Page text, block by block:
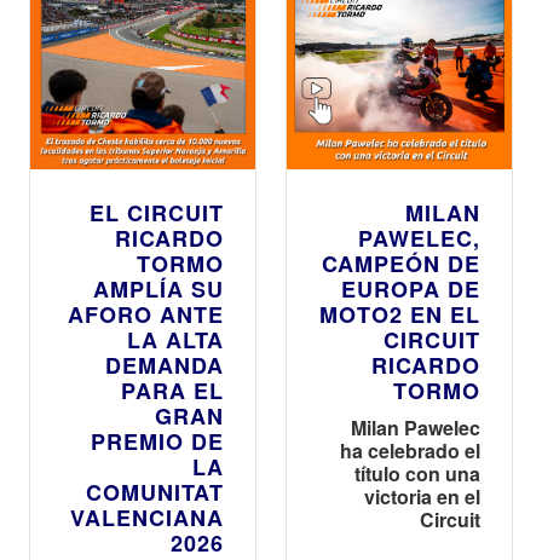
EL CIRCUIT
RICARDO
TORMO
AMPLÍA SU
AFORO ANTE
LA ALTA
DEMANDA
PARA EL
GRAN
PREMIO DE
LA
COMUNITAT
VALENCIANA
2026
MILAN
PAWELEC,
CAMPEÓN DE
EUROPA DE
MOTO2 EN EL
CIRCUIT
RICARDO
TORMO
Milan Pawelec
ha celebrado el
título con una
victoria en el
Circuit